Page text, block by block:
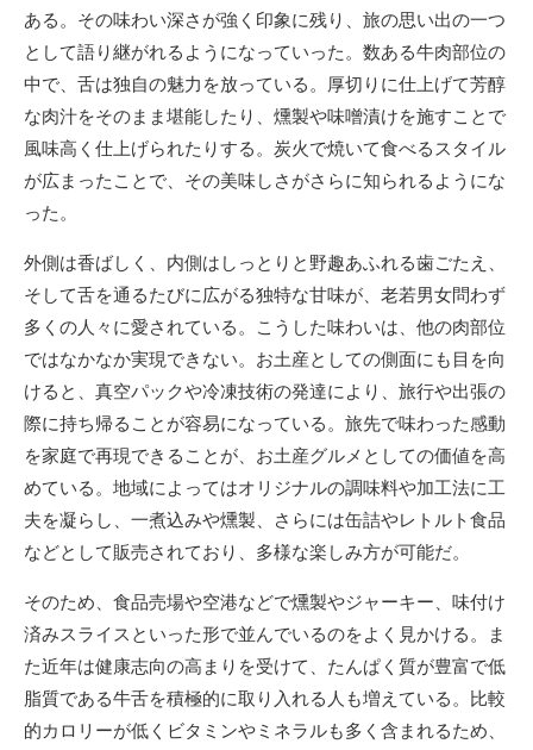
ある。その味わい深さが強く印象に残り、旅の思い出の一つ
として語り継がれるようになっていった。数ある牛肉部位の
中で、舌は独自の魅力を放っている。厚切りに仕上げて芳醇
な肉汁をそのまま堪能したり、燻製や味噌漬けを施すことで
風味高く仕上げられたりする。炭火で焼いて食べるスタイル
が広まったことで、その美味しさがさらに知られるようにな
った。
外側は香ばしく、内側はしっとりと野趣あふれる歯ごたえ、
そして舌を通るたびに広がる独特な甘味が、老若男女問わず
多くの人々に愛されている。こうした味わいは、他の肉部位
ではなかなか実現できない。お土産としての側面にも目を向
けると、真空パックや冷凍技術の発達により、旅行や出張の
際に持ち帰ることが容易になっている。旅先で味わった感動
を家庭で再現できることが、お土産グルメとしての価値を高
めている。地域によってはオリジナルの調味料や加工法に工
夫を凝らし、一煮込みや燻製、さらには缶詰やレトルト食品
などとして販売されており、多様な楽しみ方が可能だ。
そのため、食品売場や空港などで燻製やジャーキー、味付け
済みスライスといった形で並んでいるのをよく見かける。ま
た近年は健康志向の高まりを受けて、たんぱく質が豊富で低
脂質である牛舌を積極的に取り入れる人も増えている。比較
的カロリーが低くビタミンやミネラルも多く含まれるため、